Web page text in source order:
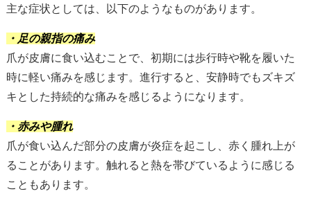
主な症状としては、以下のようなものがあります。
・足の親指の痛み
爪が皮膚に食い込むことで、初期には歩行時や靴を履いた
時に軽い痛みを感じます。進行すると、安静時でもズキズ
キとした持続的な痛みを感じるようになります。
・赤みや腫れ
爪が食い込んだ部分の皮膚が炎症を起こし、赤く腫れ上が
ることがあります。触れると熱を帯びているように感じる
こともあります。